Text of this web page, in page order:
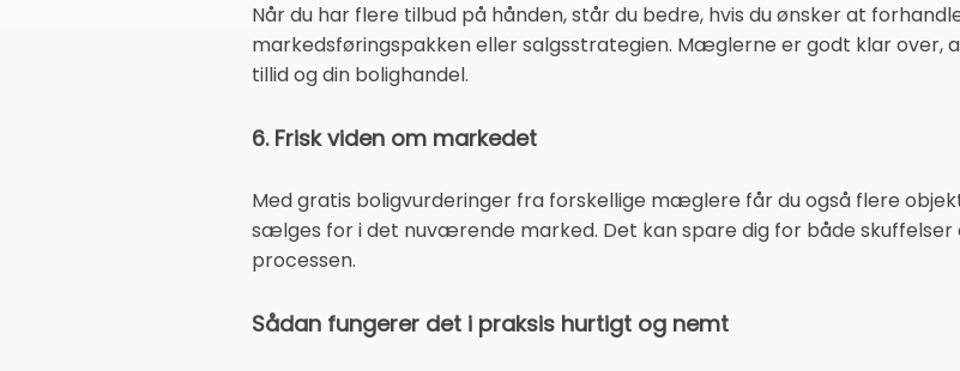
Når du har flere tilbud på hånden, står du bedre, hvis du ønsker at
markedsføringspakken eller salgsstrategien. Mæglerne er godt klar over,
tillid og din bolighandel.
6. Frisk viden om markedet
Med gratis boligvurderinger fra forskellige mæglere får du også flere
sælges for i det nuværende marked. Det kan spare dig for både skuffelser
processen.
Sådan fungerer det i praksis hurtigt og nemt